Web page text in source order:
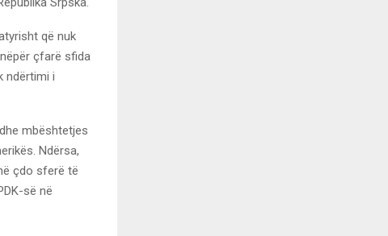
që nuk
çfarë sfida
ndërtimi i
mbështetjes
Ndërsa,
çdo sferë të
së në